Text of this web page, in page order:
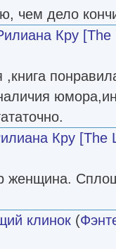
чем дело
Кру [The
Кру [The
женщина.
клинок (